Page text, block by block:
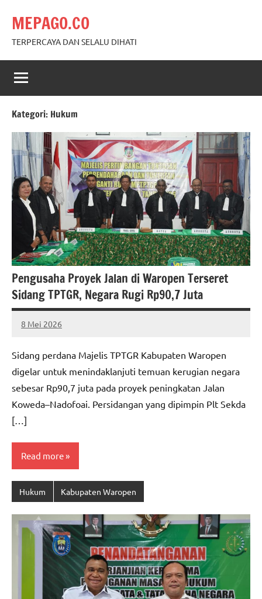
content
MEPAGO.CO
TERPERCAYA DAN SELALU DIHATI
Kategori: Hukum
Pengusaha Proyek Jalan di Waropen Terseret
Sidang TPTGR, Negara Rugi Rp90,7 Juta
8 Mei 2026
MEPAGO
No
Sidang perdana Majelis TPTGR Kabupaten Waropen
digelar untuk menindaklanjuti temuan kerugian negara
sebesar Rp90,7 juta pada proyek peningkatan Jalan
Koweda–Nadofoai. Persidangan yang dipimpin Plt Sekda
[…]
Read more
Hukum Kabupaten Waropen